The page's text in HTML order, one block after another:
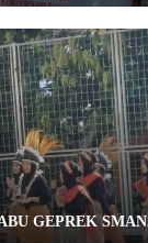
GEPREK